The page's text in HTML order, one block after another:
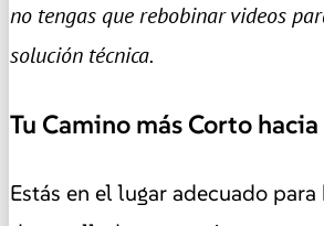
no tengas que rebobinar videos
solución técnica.
Tu Camino más Corto
Estás en el lugar adecuado